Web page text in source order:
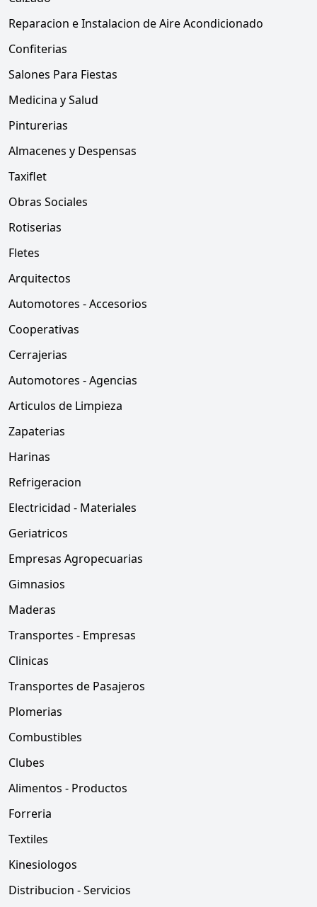
Reparacion e Instalacion de Aire Acondicionado
Confiterias
Salones Para Fiestas
Medicina y Salud
Pinturerias
Almacenes y Despensas
Taxiflet
Obras Sociales
Rotiserias
Fletes
Arquitectos
Automotores - Accesorios
Cooperativas
Cerrajerias
Automotores - Agencias
Articulos de Limpieza
Zapaterias
Harinas
Refrigeracion
Electricidad - Materiales
Geriatricos
Empresas Agropecuarias
Gimnasios
Maderas
Transportes - Empresas
Clinicas
Transportes de Pasajeros
Plomerias
Combustibles
Clubes
Alimentos - Productos
Forreria
Textiles
Kinesiologos
Distribucion - Servicios